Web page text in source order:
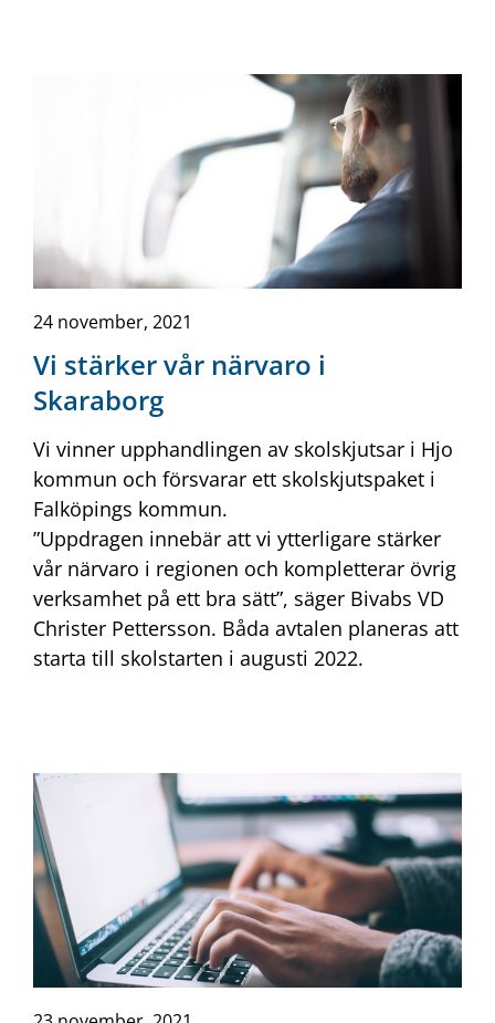
Vi stärker vår närvaro i
Skaraborg
24 november, 2021
Vi vinner upphandlingen av skolskjutsar i Hjo
kommun och försvarar ett skolskjutspaket i
Falköpings kommun.
”Uppdragen innebär att vi ytterligare stärker
vår närvaro i regionen och kompletterar övrig
verksamhet på ett bra sätt”, säger Bivabs VD
Christer Pettersson. Båda avtalen planeras att
starta till skolstarten i augusti 2022.